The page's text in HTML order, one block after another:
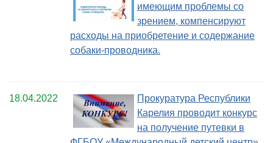
имеющим проблемы со
зрением, компенсируют
расходы на приобретение и содержание
собаки-проводника.
18.04.2022
Прокуратура Республики
Карелия проводит конкурс
на получение путевки в